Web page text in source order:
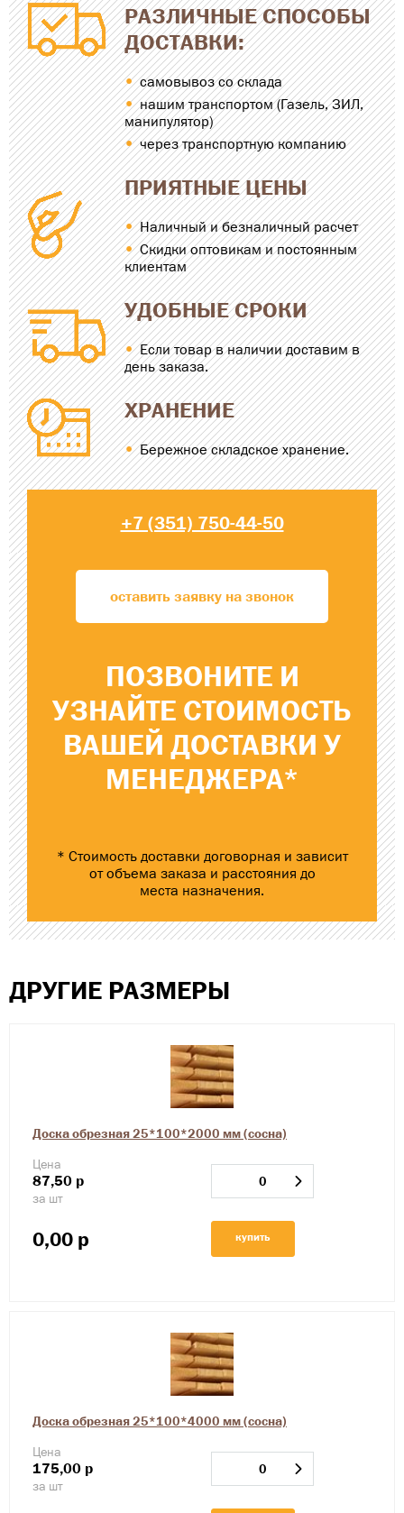
РАЗЛИЧНЫЕ СПОСОБЫ
ДОСТАВКИ:
самовывоз со склада
нашим транспортом (Газель, ЗИЛ,
манипулятор)
через транспортную компанию
ПРИЯТНЫЕ ЦЕНЫ
Наличный и безналичный расчет
Скидки оптовикам и постоянным
клиентам
УДОБНЫЕ СРОКИ
Если товар в наличии доставим в
день заказа.
ХРАНЕНИЕ
Бережное складское хранение.
+7 (351) 750-44-50
оставить заявку на звонок
ПОЗВОНИТЕ И
УЗНАЙТЕ СТОИМОСТЬ
ВАШЕЙ ДОСТАВКИ У
МЕНЕДЖЕРА*
* Стоимость доставки договорная и зависит
от объема заказа и расстояния до
места назначения.
ДРУГИЕ РАЗМЕРЫ
Доска обрезная 25*100*2000 мм (сосна)
Цена
87,50 р
за шт
0,00 р купить
Доска обрезная 25*100*4000 мм (сосна)
Цена
175,00 р
за шт